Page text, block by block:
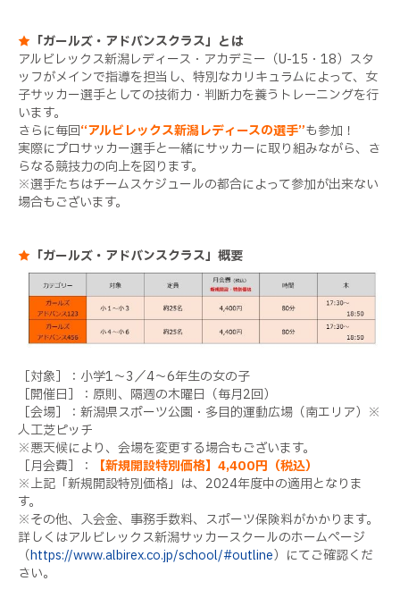
★ 「ガールズ・アドバンスクラス」とは
アルビレックス新潟レディース・アカデミー（U-15・18）スタ
ッフがメインで指導を担当し、特別なカリキュラムによって、女
子サッカー選手としての技術力・判断力を養うトレーニングを行
います。
さらに毎回“アルビレックス新潟レディースの選手”も参加！
実際にプロサッカー選手と一緒にサッカーに取り組みながら、さ
らなる競技力の向上を図ります。
※選手たちはチームスケジュールの都合によって参加が出来ない
場合もございます。
★ 「ガールズ・アドバンスクラス」概要
［対象］：小学1～3／4～6年生の女の子
［開催日］：原則、隔週の木曜日（毎月2回）
［会場］：新潟県スポーツ公園・多目的運動広場（南エリア）※
人工芝ピッチ
※悪天候により、会場を変更する場合もございます。
［月会費］：
【新規開設特別価格】4,400円（税込）
※上記「新規開設特別価格」は、2024年度中の適用となりま
す。
※その他、入会金、事務手数料、スポーツ保険料がかかります。
詳しくはアルビレックス新潟サッカースクールのホームページ
（https://www.albirex.co.jp/school/#outline）にてご確認くだ
さい。